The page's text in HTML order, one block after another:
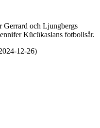
Gerrard och Ljungbergs
Kücükaslans fotbollsår.
12-26)